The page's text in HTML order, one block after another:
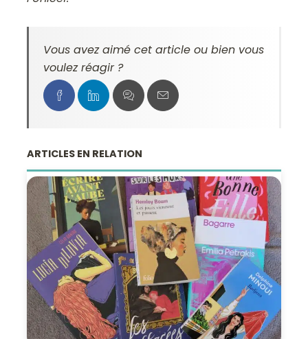
Vous avez aimé cet article ou bien vous
voulez réagir ?
ARTICLES EN RELATION